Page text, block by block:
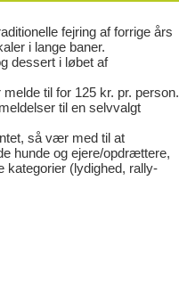
fejring af forrige års
i lange baner.
dessert i løbet af
til for 125 kr. pr. person.
til en selvvalgt
så vær med til at
hunde og ejere/opdrættere,
kategorier (lydighed, rally-